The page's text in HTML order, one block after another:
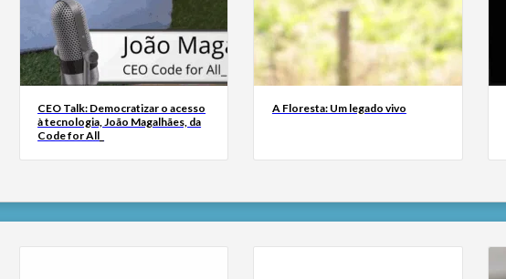
CEO Talk: Democratizar o acesso
à tecnologia, João Magalhães, da
Code for All_
A Floresta: Um legado vivo